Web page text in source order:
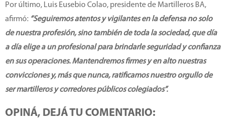
Por último, Luis Eusebio Colao, presidente de Martilleros BA,
afirmó: “Seguiremos atentos y vigilantes en la defensa no solo
de nuestra profesión, sino también de toda la sociedad, que día
a día elige a un profesional para brindarle seguridad y confianza
en sus operaciones. Mantendremos firmes y en alto nuestras
convicciones y, más que nunca, ratificamos nuestro orgullo de
ser martilleros y corredores públicos colegiados”.
OPINÁ, DEJÁ TU COMENTARIO: